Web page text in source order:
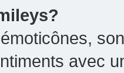
avec